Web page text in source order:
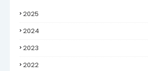
2025
2024
2023
2022